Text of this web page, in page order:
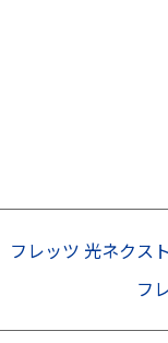
フレッツ 光ネクス
フ